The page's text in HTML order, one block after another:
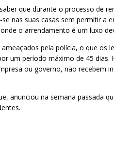
que durante o processo de
nas suas casas sem permitir
o arrendamento é um luxo
pela polícia, o que os
um período máximo de 45
ou governo, não
anunciou na semana passada